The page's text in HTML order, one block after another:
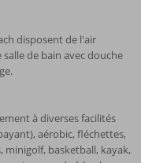
disposent de l'air
de bain avec douche
à diverses facilités
aérobic, fléchettes,
basketball, kayak,